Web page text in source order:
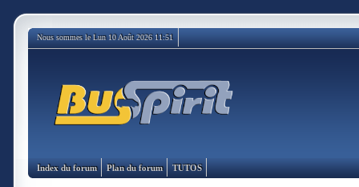
Nous sommes le Lun 10 Août 2026 11:51
Index du forum Plan du forum TUTOS